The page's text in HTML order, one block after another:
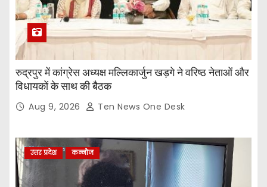
रुद्रपुर में कांग्रेस अध्यक्ष मल्लिकार्जुन खड़गे ने वरिष्ठ नेताओं और
विधायकों के साथ की बैठक
Aug 9, 2026 Ten News One Desk
उत्तर प्रदेश कन्नौज